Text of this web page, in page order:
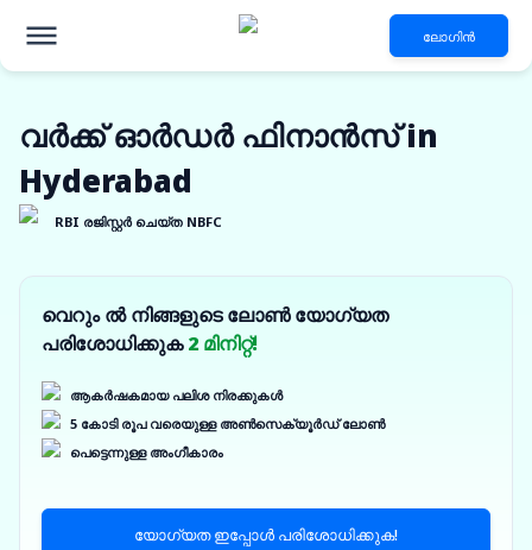
ലോഗിൻ
വർക്ക് ഓർഡർ ഫിനാൻസ് in
Hyderabad
RBI രജിസ്റ്റർ ചെയ്ത NBFC
വെറും ൽ നിങ്ങളുടെ ലോൺ യോഗ്യത
പരിശോധിക്കുക2 മിനിറ്റ്!
ആകർഷകമായ പലിശ നിരക്കുകൾ
5 കോടി രൂപ വരെയുള്ള അൺസെക്യൂർഡ് ലോൺ
പെട്ടെന്നുള്ള അംഗീകാരം
യോഗ്യത ഇപ്പോൾ പരിശോധിക്കുക!